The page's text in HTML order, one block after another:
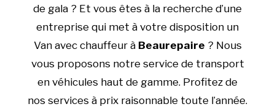
de gala ? Et vous êtes à la recherche d’une
entreprise qui met à votre disposition un
Van avec chauffeur à Beaurepaire ? Nous
vous proposons notre service de transport
en véhicules haut de gamme. Profitez de
nos services à prix raisonnable toute l’année.